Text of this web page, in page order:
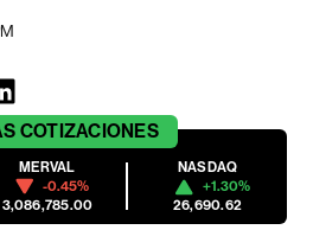
COTIZACIONES
MERVAL
-0.45%
3,086,785.00
NASDAQ
+1.30%
26,690.62